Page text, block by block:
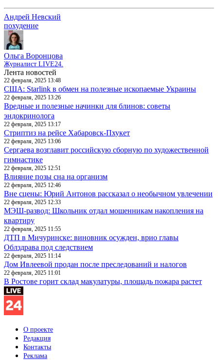
Андрей Невский
похудение
Ольга Воронцова
Журналист LIVE24.
Лента новостей
22 февраля, 2025 13:48
США: Starlink в обмен на полезные ископаемые Украины
22 февраля, 2025 13:26
Вредные и полезные начинки для блинов: советы
эндокринолога
22 февраля, 2025 13:17
Стриптиз на рейсе Хабаровск-Пхукет
22 февраля, 2025 13:06
Сергаева возглавит российскую сборную по художественной
гимнастике
22 февраля, 2025 12:51
Влияние позы сна на организм
22 февраля, 2025 12:46
Вне сцены: Юрий Антонов рассказал о необычном увлечении
22 февраля, 2025 12:33
МЭШ-развод: Школьник отдал мошенникам накопления на
квартиру
22 февраля, 2025 11:55
ДТП в Мичуринске: виновник осужден, врио главы
Облздрава под следствием
22 февраля, 2025 11:14
Дом Ивлеевой продан после преследований и налогов
22 февраля, 2025 11:01
В Ростове горит склад макулатуры, площадь пожара растет
О проекте
Редакция
Контакты
Реклама